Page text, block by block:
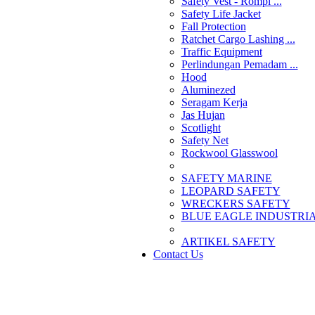
Safety Life Jacket
Fall Protection
Ratchet Cargo Lashing ...
Traffic Equipment
Perlindungan Pemadam ...
Hood
Aluminezed
Seragam Kerja
Jas Hujan
Scotlight
Safety Net
Rockwool Glasswool
SAFETY MARINE
LEOPARD SAFETY
WRECKERS SAFETY
BLUE EAGLE
­ARTIKEL SAFETY
Contact Us